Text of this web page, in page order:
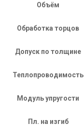
Объём
Обработка торцов
Допуск по толщине
Теплопроводимость
Модуль упругости
Пл. на изгиб